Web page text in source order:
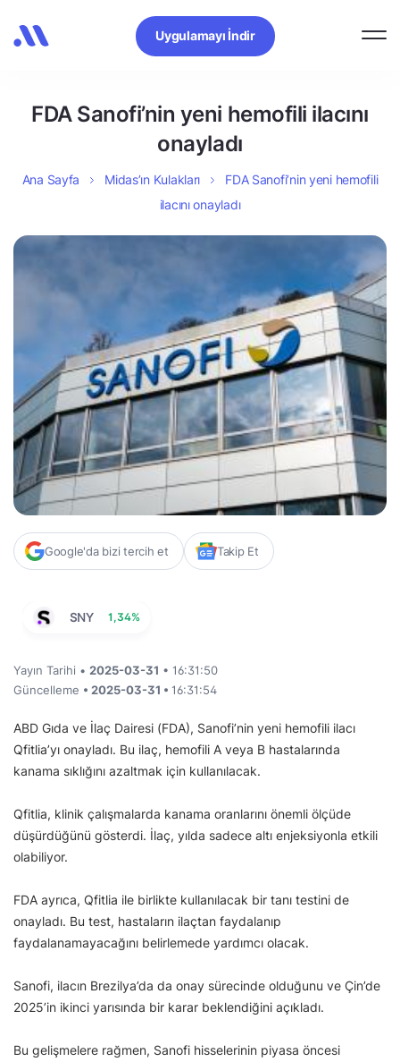
Uygulamayı İndir
FDA Sanofi’nin yeni hemofili ilacını
onayladı
Ana Sayfa Midas’ın Kulakları
FDA Sanofi’nin yeni hemofili
ilacını onayladı
Google'da bizi tercih et Takip Et
SNY 1,34%
Yayın Tarihi • 2025-03-31 • 16:31:50
Güncelleme • 2025-03-31 • 16:31:54
ABD Gıda ve İlaç Dairesi (FDA), Sanofi’nin yeni hemofili ilacı
Qfitlia’yı onayladı. Bu ilaç, hemofili A veya B hastalarında
kanama sıklığını azaltmak için kullanılacak.
Qfitlia, klinik çalışmalarda kanama oranlarını önemli ölçüde
düşürdüğünü gösterdi. İlaç, yılda sadece altı enjeksiyonla etkili
olabiliyor.
FDA ayrıca, Qfitlia ile birlikte kullanılacak bir tanı testini de
onayladı. Bu test, hastaların ilaçtan faydalanıp
faydalanamayacağını belirlemede yardımcı olacak.
Sanofi, ilacın Brezilya’da da onay sürecinde olduğunu ve Çin’de
2025’in ikinci yarısında bir karar beklendiğini açıkladı.
Bu gelişmelere rağmen, Sanofi hisselerinin piyasa öncesi